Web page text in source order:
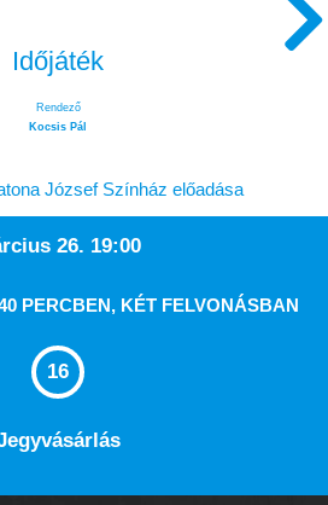
Időjáték
Rendező
Kocsis Pál
József Színház előadása
26. 19:00
PERCBEN, KÉT FELVONÁSBAN
16